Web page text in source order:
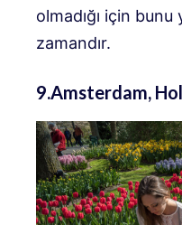
olmadığı için
zamandır.
9.Amsterdam,